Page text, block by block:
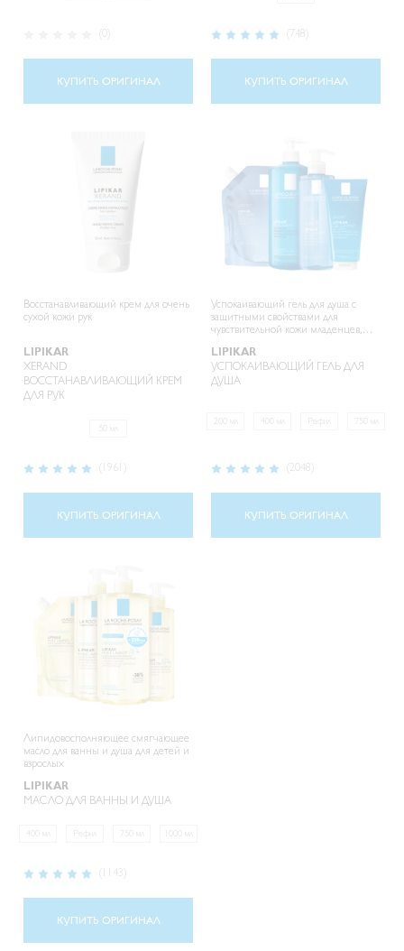
(0)
КУПИТЬ ОРИГИНАЛ
Рейтинг:
(748)
КУПИТЬ ОРИГИНАЛ
Восстанавливающий крем для очень
сухой кожи рук
LIPIKAR
XERAND
ВОССТАНАВЛИВАЮЩИЙ КРЕМ
ДЛЯ РУК
Рейтинг:
КУПИТЬ ОРИГИНАЛ
Успокаивающий гель для душа с
защитными свойствами для
чувствительной кожи младенцев,
LIPIKAR
УСПОКАИВАЮЩИЙ ГЕЛЬ ДЛЯ
ДУША
400 мл Рефил
Рейтинг:
(2048)
КУПИТЬ ОРИГИНАЛ
Липидовосполняющее смягчающее
масло для ванны и душа для детей и
взрослых
LIPIKAR
МАСЛО ДЛЯ ВАННЫ И ДУША
400 мл Рефил
Рейтинг:
(1143)
КУПИТЬ ОРИГИНАЛ